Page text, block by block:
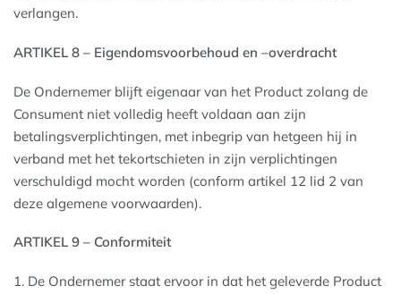
verlangen.
ARTIKEL 8 – Eigendomsvoorbehoud en –overdracht
De Ondernemer blijft eigenaar van het Product zolang de
Consument niet volledig heeft voldaan aan zijn
betalingsverplichtingen, met inbegrip van hetgeen hij in
verband met het tekortschieten in zijn verplichtingen
verschuldigd mocht worden (conform artikel 12 lid 2 van
deze algemene voorwaarden).
ARTIKEL 9 – Conformiteit
1. De Ondernemer staat ervoor in dat het geleverde Product